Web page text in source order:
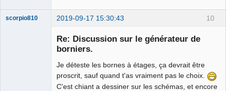
10
scorpio810 2019-09-17 15:30:43
Re: Discussion sur le générateur de
borniers.
Je déteste les bornes à étages, ça devrait être
proscrit, sauf quand t'as vraiment pas le choix.
C'est chiant a dessiner sur les schémas, et encore